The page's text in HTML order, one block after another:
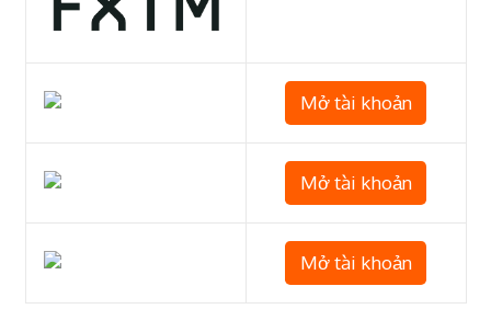
Mở tài khoản
Mở tài khoản
Mở tài khoản